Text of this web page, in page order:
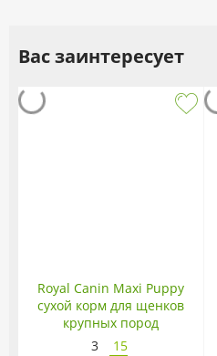
Вас заинтересует
Royal Canin Maxi Puppy
сухой корм для щенков
крупных пород
3
15